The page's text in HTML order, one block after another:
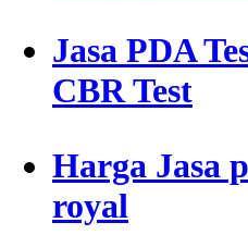
Jasa PDA
CBR Test
Harga Jasa
royal